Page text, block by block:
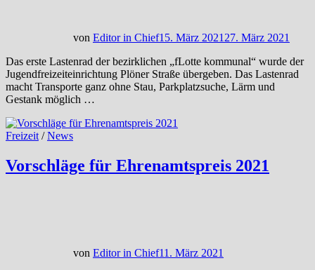
von Editor in Chief15. März 2021 27. März 2021
Das erste Lastenrad der bezirklichen „fLotte kommunal“ wurde der
Jugendfreizeiteinrichtung Plöner Straße übergeben. Das Lastenrad
macht Transporte ganz ohne Stau, Parkplatzsuche, Lärm und
Gestank möglich …
Freizeit /News
Vorschläge für Ehrenamtspreis 2021
von Editor in Chief11. März 2021